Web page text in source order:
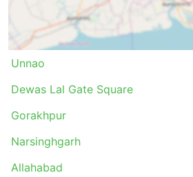
Unnao
Dewas Lal Gate Square
Gorakhpur
Narsinghgarh
Allahabad